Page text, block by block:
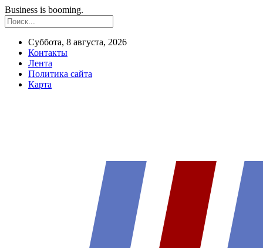
Business is booming.
Суббота, 8 августа, 2026
Контакты
Лента
Политика сайта
Карта